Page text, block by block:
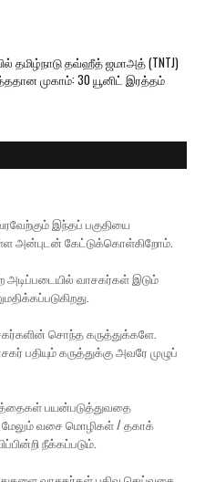
தமிழ்நாடு தவ்ஹீத் ஜமாஅத் (TNTJ)
முகாம்: 30 யூனிட் இரத்தம்
இந்தப் பகுதியை
அன்புடன் கேட்டுக்கொள்கிறோம்.
அடிப்படையில் வாசகர்கள் இடும்
சொந்த கருத்துக்களே.
பதியும் கருத்துக்கு அவரே முழுப்
பயன்படுத்துவதை
வசை மொழிகள் / தகாக்
நீக்கப்படும்.